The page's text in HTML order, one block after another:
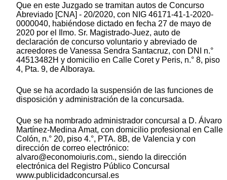
Que en este Juzgado se tramitan autos de Concurso
Abreviado [CNA] - 20/2020, con NIG 46171-41-1-2020-
0000040, habiéndose dictado en fecha 27 de mayo de
2020 por el Ilmo. Sr. Magistrado-Juez, auto de
declaración de concurso voluntario y abreviado de
acreedores de Vanessa Sendra Santacruz, con DNI n.°
44513482H y domicilio en Calle Coret y Peris, n.° 8, piso
4, Pta. 9, de Alboraya.
Que se ha acordado la suspensión de las funciones de
disposición y administración de la concursada.
Que se ha nombrado administrador concursal a D. Álvaro
Martínez-Medina Amat, con domicilio profesional en Calle
Colón, n.° 20, piso 4.°, PTA. 8B, de Valencia y con
dirección de correo electrónico:
alvaro@economoiuris.com., siendo la dirección
electrónica del Registro Público Concursal
www.publicidadconcursal.es